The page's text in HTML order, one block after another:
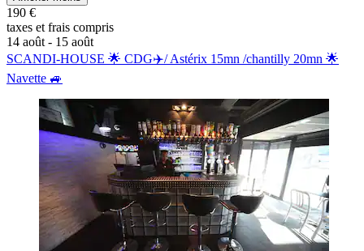
190 €
taxes et frais compris
14 août - 15 août
SCANDI-HOUSE 🌟 CDG✈️/ Astérix 15mn /chantilly 20mn 🌟
Navette 🚙